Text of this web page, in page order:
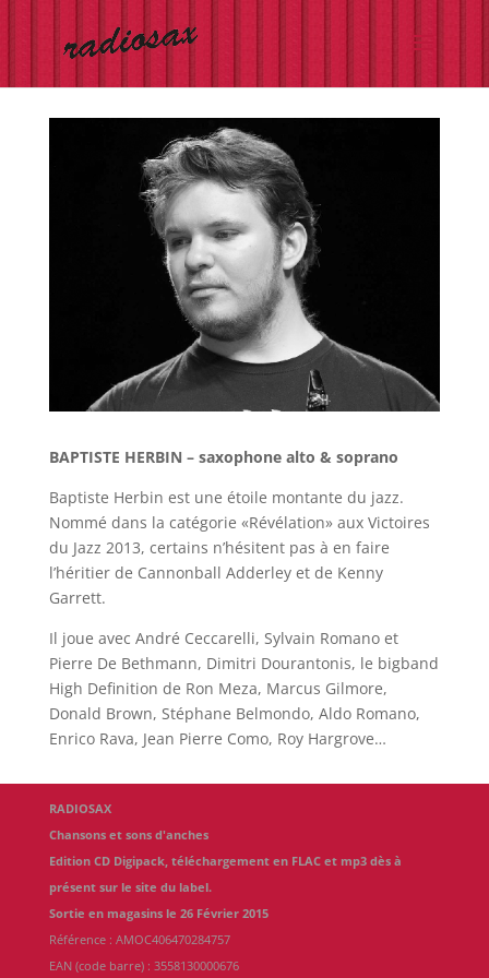
BAPTISTE HERBIN – saxophone alto & soprano
Baptiste Herbin est une étoile montante du jazz.
Nommé dans la catégorie «Révélation» aux Victoires
du Jazz 2013, certains n’hésitent pas à en faire
l’héritier de Cannonball Adderley et de Kenny
Garrett.
Il joue avec André Ceccarelli, Sylvain Romano et
Pierre De Bethmann, Dimitri Dourantonis, le bigband
High Definition de Ron Meza, Marcus Gilmore,
Donald Brown, Stéphane Belmondo, Aldo Romano,
Enrico Rava, Jean Pierre Como, Roy Hargrove…
RADIOSAX
Chansons et sons d'anches
Edition CD Digipack, téléchargement en FLAC et mp3 dès à
présent sur le site du label.
Sortie en magasins le 26 Février 2015
Référence : AMOC406470284757
EAN (code barre) : 3558130000676